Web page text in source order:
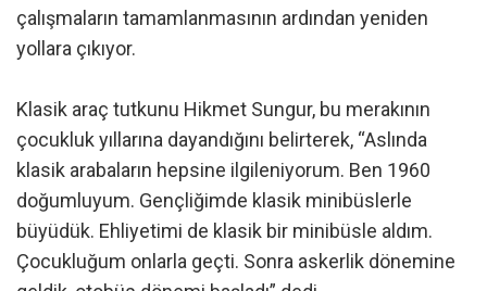
çalışmaların tamamlanmasının ardından yeniden
yollara çıkıyor.
Klasik araç tutkunu Hikmet Sungur, bu merakının
çocukluk yıllarına dayandığını belirterek, “Aslında
klasik arabaların hepsine ilgileniyorum. Ben 1960
doğumluyum. Gençliğimde klasik minibüslerle
büyüdük. Ehliyetimi de klasik bir minibüsle aldım.
Çocukluğum onlarla geçti. Sonra askerlik dönemine